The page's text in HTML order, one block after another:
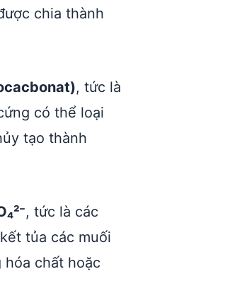
chia thành
, tức là
có thể loại
tạo thành
, tức là các
tủa các muối
chất hoặc